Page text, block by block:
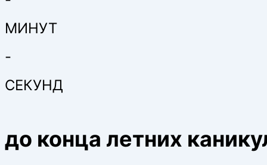
МИНУТ
-
СЕКУНД
до конца летних